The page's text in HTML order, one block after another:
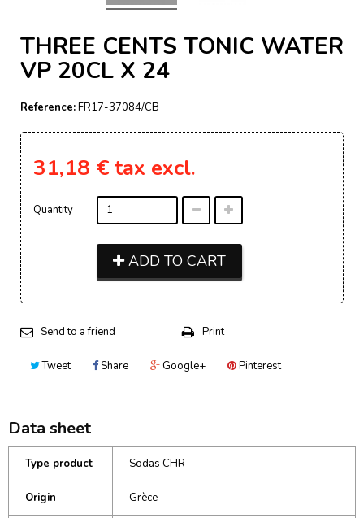
THREE CENTS TONIC WATER
VP 20CL X 24
Reference:FR17-37084/CB
31,18 € tax excl.
Quantity
ADD TO CART
Send to a friend Print
Tweet Share Google+ Pinterest
Data sheet
Type product Sodas CHR
Origin Grèce